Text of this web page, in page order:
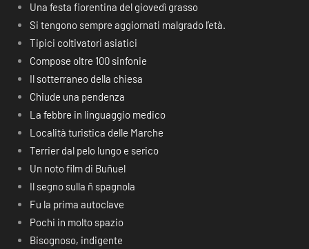
Una festa fiorentina del giovedì grasso
Si tengono sempre aggiornati malgrado l’età.
Tipici coltivatori asiatici
Compose oltre 100 sinfonie
Il sotterraneo della chiesa
Chiude una pendenza
La febbre in linguaggio medico
Località turistica delle Marche
Terrier dal pelo lungo e serico
Un noto film di Buñuel
Il segno sulla ñ spagnola
Fu la prima autoclave
Pochi in molto spazio
Bisognoso, indigente